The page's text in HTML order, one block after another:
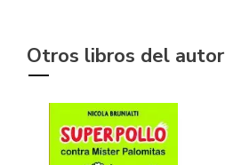
Otros libros del autor